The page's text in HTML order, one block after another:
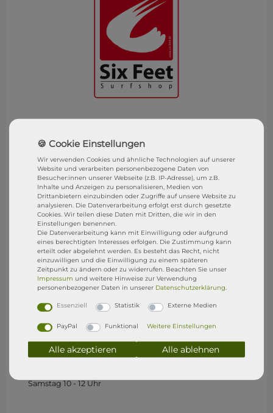
Besucht uns gerne in unserem Shop in Wasserburg.
SixFeet Surf & SUP SHOP
Sandgraben 1
88142 Wasserburg (B)
Store Öffnungszeiten
(1.Mai - 15. Sep)
Montag geschlossen
Dienstag geschlossen
Mittwoch 10 - 12 und 17 - 19 Uhr
Donnerstag 10 - 12 und 14 - 16 Uhr
Samstag 10 - 12 Uhr
Wir verwenden Cookies und ähnliche Technologien auf unserer
Website und verarbeiten personenbezogene Daten von
Besucher:innen unserer Webseite (z.B. IP-Adresse), um z.B.
Inhalte und Anzeigen zu personalisieren, Medien von
Drittanbietern einzubinden oder Zugriffe auf unsere Website zu
analysieren. Die Datenverarbeitung erfolgt erst durch gesetzte
Cookies. Wir teilen diese Daten mit Dritten, die wir in den
Einstellungen benennen.
Die Datenverarbeitung kann mit Einwilligung oder aufgrund
eines berechtigten Interesses erfolgen. Die Zustimmung kann
erteilt oder abgelehnt werden. Es besteht das Recht, nicht
einzuwilligen und die Einwilligung zu einem späteren
Zeitpunkt zu ändern oder zu widerrufen. Beachten Sie unser
Impressum und weitere Hinweise zur Verwendung
personenbezogener Daten in unserer Daten­schutz­erklärung.
Essenziell Statistik Externe Medien
PayPal Funktional Weitere Einstellungen
Alle akzeptieren Alle ablehnen